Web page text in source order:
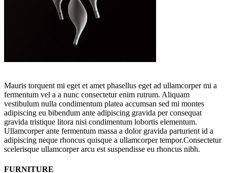
Mauris torquent mi eget et amet phasellus eget ad ullamcorper mi a
fermentum vel a a nunc consectetur enim rutrum. Aliquam
vestibulum nulla condimentum platea accumsan sed mi montes
adipiscing eu bibendum ante adipiscing gravida per consequat
gravida tristique litora nisi condimentum lobortis elementum.
Ullamcorper ante fermentum massa a dolor gravida parturient id a
adipiscing neque rhoncus quisque a ullamcorper tempor.Consectetur
scelerisque ullamcorper arcu est suspendisse eu rhoncus nibh.
FURNITURE